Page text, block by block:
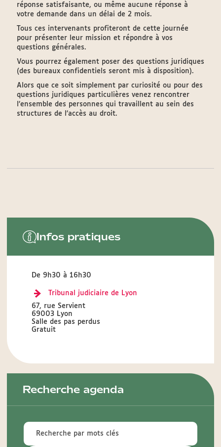
réponse satisfaisante, ou même aucune réponse à
votre demande dans un délai de 2 mois.
Tous ces intervenants profiteront de cette journée
pour présenter leur mission et répondre à vos
questions générales.
Vous pourrez également poser des questions juridiques
(des bureaux confidentiels seront mis à disposition).
Alors que ce soit simplement par curiosité ou pour des
questions juridiques particulières venez rencontrer
l’ensemble des personnes qui travaillent au sein des
structures de l’accès au droit.
Infos pratiques
De 9h30 à 16h30
Tribunal judiciaire de Lyon
67, rue Servient
69003 Lyon
Salle des pas perdus
Gratuit
Recherche agenda